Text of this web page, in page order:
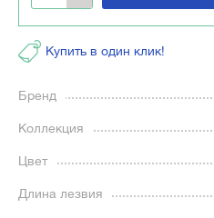
Бренд
Коллекция
Цвет
Длина лезвия
Купить в один клик!